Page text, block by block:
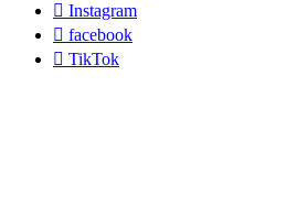
 Instagram
 facebook
 TikTok